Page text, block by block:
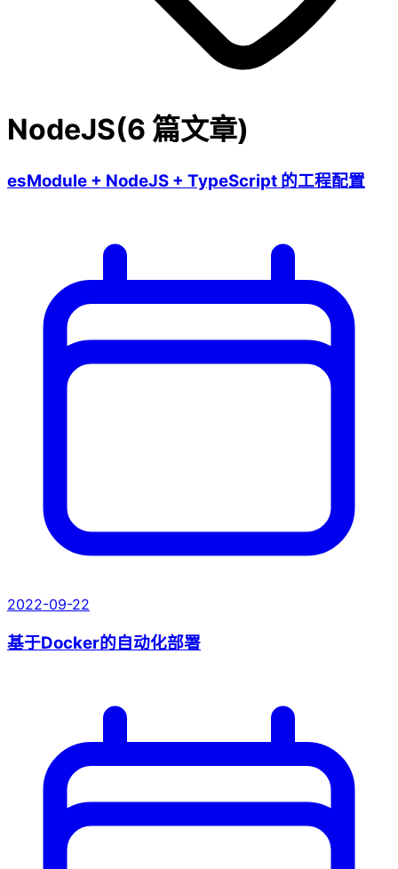
NodeJS(6 篇文章)
esModule + NodeJS + TypeScript 的工程配置
2022-09-22
基于Docker的自动化部署